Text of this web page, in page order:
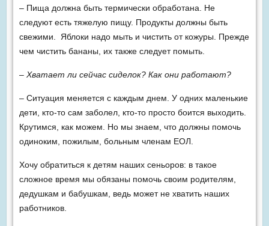
– Пища должна быть термически обработана. Не
следуют есть тяжелую пищу. Продукты должны быть
свежими. Яблоки надо мыть и чистить от кожуры. Прежде
чем чистить бананы, их также следует помыть.
– Хватает ли сейчас сиделок? Как они работают?
– Ситуация меняется с каждым днем. У одних маленькие
дети, кто-то сам заболел, кто-то просто боится выходить.
Крутимся, как можем. Но мы знаем, что должны помочь
одиноким, пожилым, больным членам ЕОЛ.
Хочу обратиться к детям наших сеньоров: в такое
сложное время мы обязаны помочь своим родителям,
дедушкам и бабушкам, ведь может не хватить наших
работников.